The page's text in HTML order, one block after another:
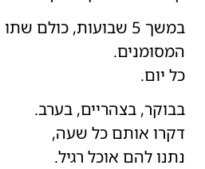
במשך 5 שבועות, כולם
המסומנים.
כל יום.
בבוקר, בצהריים, בערב.
דקרו אותם כל שעה,
נתנו להם אוכל רגיל.